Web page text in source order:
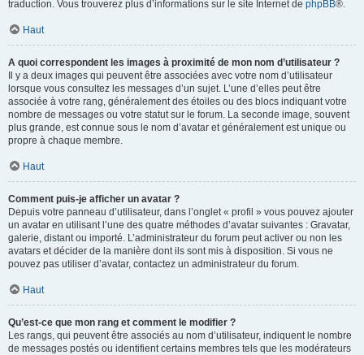
traduction. Vous trouverez plus d’informations sur le site Internet de phpBB®.
Haut
A quoi correspondent les images à proximité de mon nom d’utilisateur ?
Il y a deux images qui peuvent être associées avec votre nom d’utilisateur
lorsque vous consultez les messages d’un sujet. L’une d’elles peut être
associée à votre rang, généralement des étoiles ou des blocs indiquant votre
nombre de messages ou votre statut sur le forum. La seconde image, souvent
plus grande, est connue sous le nom d’avatar et généralement est unique ou
propre à chaque membre.
Haut
Comment puis-je afficher un avatar ?
Depuis votre panneau d’utilisateur, dans l’onglet « profil » vous pouvez ajouter
un avatar en utilisant l’une des quatre méthodes d’avatar suivantes : Gravatar,
galerie, distant ou importé. L’administrateur du forum peut activer ou non les
avatars et décider de la manière dont ils sont mis à disposition. Si vous ne
pouvez pas utiliser d’avatar, contactez un administrateur du forum.
Haut
Qu’est-ce que mon rang et comment le modifier ?
Les rangs, qui peuvent être associés au nom d’utilisateur, indiquent le nombre
de messages postés ou identifient certains membres tels que les modérateurs